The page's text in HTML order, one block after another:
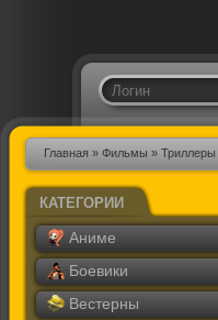
Главная » Фильмы » Триллеры
КАТЕГОРИИ
Аниме
Боевики
Вестерны